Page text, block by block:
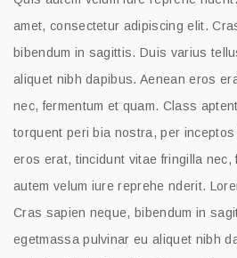
amet, consectetur adipiscing elit.
bibendum in sagittis. Duis varius
aliquet nibh dapibus. Aenean eros
nec, fermentum et quam. Class
torquent peri bia nostra, per inceptos
eros erat, tincidunt vitae fringilla nec,
autem velum iure reprehe nderit.
Cras sapien neque, bibendum in
egetmassa pulvinar eu aliquet nibh